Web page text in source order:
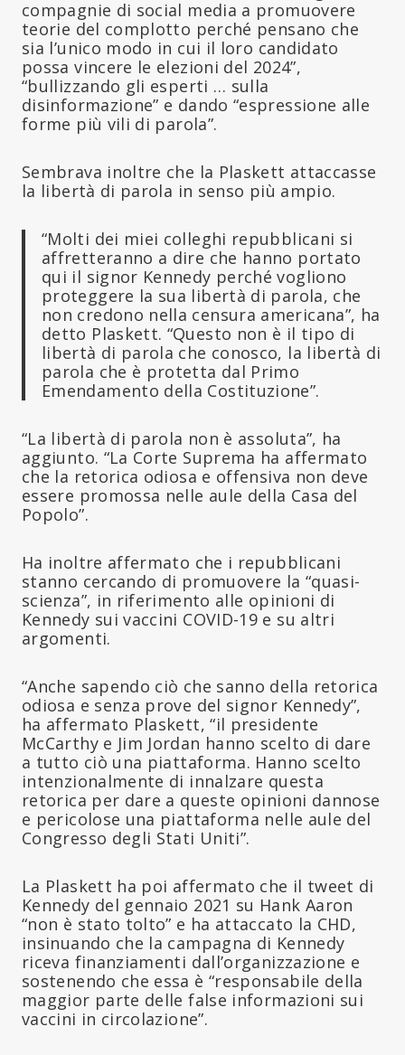
compagnie di social media a promuovere
teorie del complotto perché pensano che
sia l’unico modo in cui il loro candidato
possa vincere le elezioni del 2024”,
“bullizzando gli esperti … sulla
disinformazione” e dando “espressione alle
forme più vili di parola”.
Sembrava inoltre che la Plaskett attaccasse
la libertà di parola in senso più ampio.
“Molti dei miei colleghi repubblicani si
affretteranno a dire che hanno portato
qui il signor Kennedy perché vogliono
proteggere la sua libertà di parola, che
non credono nella censura americana”, ha
detto Plaskett. “Questo non è il tipo di
libertà di parola che conosco, la libertà di
parola che è protetta dal Primo
Emendamento della Costituzione”.
“La libertà di parola non è assoluta”, ha
aggiunto. “La Corte Suprema ha affermato
che la retorica odiosa e offensiva non deve
essere promossa nelle aule della Casa del
Popolo”.
Ha inoltre affermato che i repubblicani
stanno cercando di promuovere la “quasi-
scienza”, in riferimento alle opinioni di
Kennedy sui vaccini COVID-19 e su altri
argomenti.
“Anche sapendo ciò che sanno della retorica
odiosa e senza prove del signor Kennedy”,
ha affermato Plaskett, “il presidente
McCarthy e Jim Jordan hanno scelto di dare
a tutto ciò una piattaforma. Hanno scelto
intenzionalmente di innalzare questa
retorica per dare a queste opinioni dannose
e pericolose una piattaforma nelle aule del
Congresso degli Stati Uniti”.
La Plaskett ha poi affermato che il tweet di
Kennedy del gennaio 2021 su Hank Aaron
“non è stato tolto” e ha attaccato la CHD,
insinuando che la campagna di Kennedy
riceva finanziamenti dall’organizzazione e
sostenendo che essa è “responsabile della
maggior parte delle false informazioni sui
vaccini in circolazione”.